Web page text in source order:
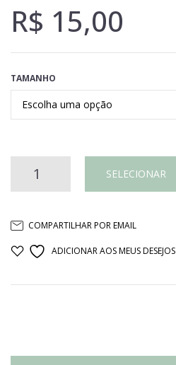
R$ 15,00
TAMANHO
Prato
bolo
SELECIONAR
COMPARTILHAR POR EMAIL
ADICIONAR AOS MEUS DESEJOS